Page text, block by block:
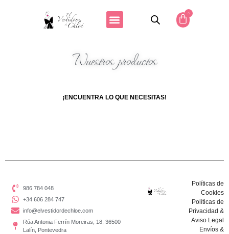
0
Nuestros productos
¡ENCUENTRA LO QUE NECESITAS!
986 784 048
+34 606 284 747
info@elvestidordechloe.com
Rúa Antonia Ferrín Moreiras, 18, 36500
Lalín, Pontevedra
Políticas de
Cookies
Políticas de
Privacidad &
Aviso Legal
Envíos &